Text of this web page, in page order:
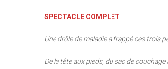
SPECTACLE COMPLET
Une drôle de maladie a frappé ces trois
De la tête aux pieds, du sac de couchage